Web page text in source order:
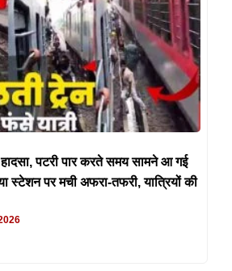
हादसा, पटरी पार करते समय सामने आ गई
स्टेशन पर मची अफरा-तफरी, यात्रियों की